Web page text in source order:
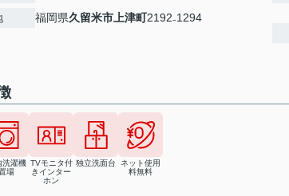
福岡県久留米市 上津町2192₋1294
洗濯機
場
TVモニタ付
きインター
ホン
独立洗面台
ネット使用
料無料